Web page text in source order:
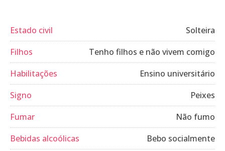
Estado civil
Solteira
Filhos
Tenho filhos e não vivem comigo
Habilitações
Ensino universitário
Signo
Peixes
Fumar
Não fumo
Bebidas alcoólicas
Bebo socialmente